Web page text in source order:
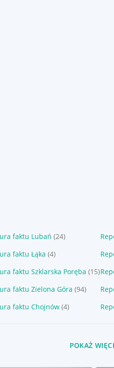
faktu Lubań (24)
faktu Łąka (4)
faktu Szklarska Poręba (15)
faktu Zielona Góra (94)
faktu Chojnów (4)
POKAŻ